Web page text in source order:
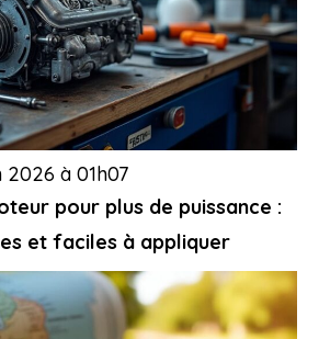
pour plus de puissance :
et faciles à appliquer
à 01h07